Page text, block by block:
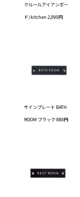
クルールアイアンボー
ド/kitchen 2,090円
サインプレート BATH
ROOM ブラック 880円